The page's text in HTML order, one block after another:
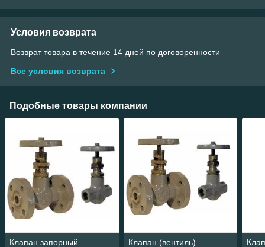
Условия возврата
Возврат товара в течение 14 дней по договоренности
Все условия возврата
Подобные товары компании
Клапан запорный
Клапан (вентиль)